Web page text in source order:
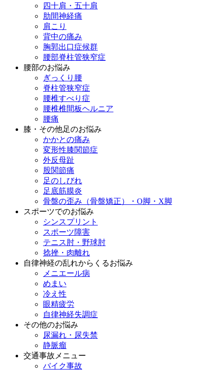
四十肩・五十肩
肋間神経痛
肩こり
背中の痛み
胸郭出口症候群
腰部脊柱管狭窄症
腰部のお悩み
ぎっくり腰
脊柱管狭窄症
腰椎すべり症
腰椎椎間板ヘルニア
腰痛
膝・その他足のお悩み
かかとの痛み
変形性膝関節症
外反母趾
股関節痛
足のしびれ
足底筋膜炎
骨盤の歪み（骨盤矯正）・O脚・X脚
スポーツでのお悩み
シンスプリント
スポーツ障害
テニス肘・野球肘
捻挫・肉離れ
自律神経の乱れからくるお悩み
メニエール病
めまい
冷え性
眼精疲労
自律神経失調症
その他のお悩み
尿漏れ・尿失禁
静脈瘤
交通事故メニュー
バイク事故